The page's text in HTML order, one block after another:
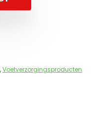
,Voetverzorgingsproducten